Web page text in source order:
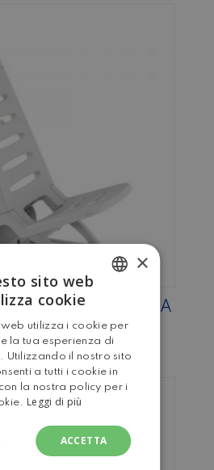
BIANCA
ENGLISH
×
sito web
cookie
utilizza i cookie per
la tua esperienza di
Utilizzando il nostro sito
a tutti i cookie in
la nostra policy per i
Leggi di più
ACCETTA